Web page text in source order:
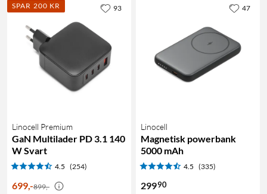
SPAR 200 KR
Linocell Premium
GaN Multilader PD 3.1 140
W Svart
4.5 (254)
699,-899,-
93
Linocell
Magnetisk powerbank
5000 mAh
4.5 (335)
29990
47